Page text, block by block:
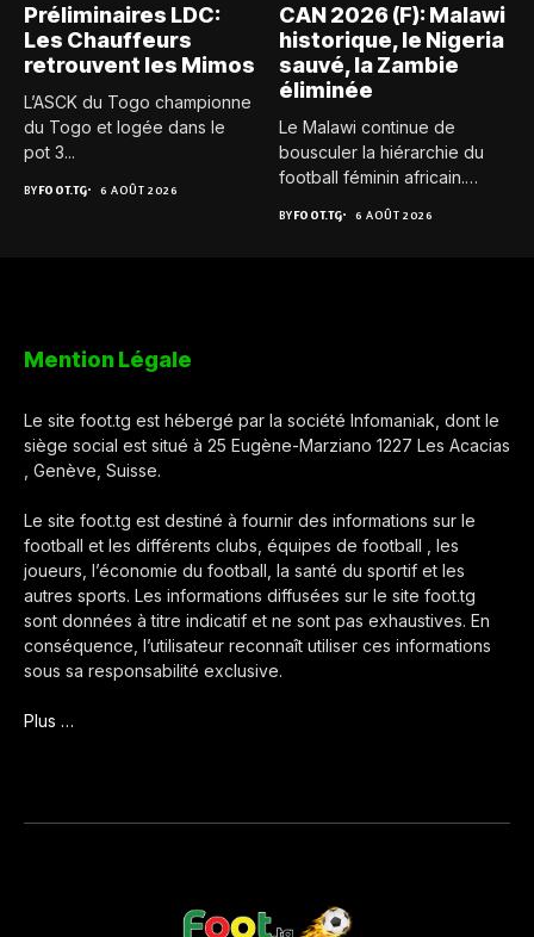
Préliminaires LDC:
Les Chauffeurs
retrouvent les Mimos
L’ASCK du Togo championne
du Togo et logée dans le
pot 3...
BYFOOT.TG 6 AOÛT 2026
CAN 2026 (F): Malawi
historique, le Nigeria
sauvé, la Zambie
éliminée
Le Malawi continue de
bousculer la hiérarchie du
football féminin africain.
BYFOOT.TG 6 AOÛT 2026
Mention Légale
Le site foot.tg est hébergé par la société Infomaniak, dont le
siège social est situé à 25 Eugène-Marziano 1227 Les Acacias
, Genève, Suisse.
Le site foot.tg est destiné à fournir des informations sur le
football et les différents clubs, équipes de football , les
joueurs, l’économie du football, la santé du sportif et les
autres sports. Les informations diffusées sur le site foot.tg
sont données à titre indicatif et ne sont pas exhaustives. En
conséquence, l’utilisateur reconnaît utiliser ces informations
sous sa responsabilité exclusive.
Plus …